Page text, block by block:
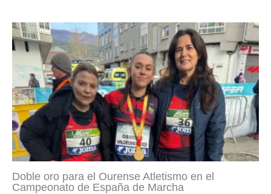
Doble oro para el Ourense Atletismo en el
Campeonato de España de Marcha